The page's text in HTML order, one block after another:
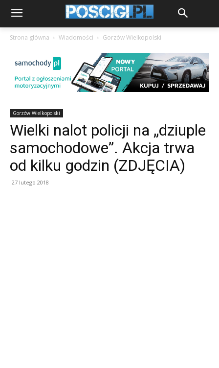
Strona główna Wiadomości Gorzów Wielkopolski
Gorzów Wielkopolski
Wielki nalot policji na „dziuple
samochodowe”. Akcja trwa
od kilku godzin (ZDJĘCIA)
27 lutego 2018